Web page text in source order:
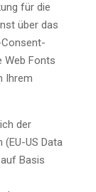
für die
über das
Web Fonts
Ihrem
der
US Data
Basis